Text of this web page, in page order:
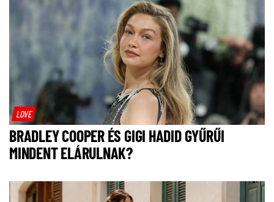
LOVE
BRADLEY COOPER ÉS GIGI HADID GYŰRŰI
MINDENT ELÁRULNAK?